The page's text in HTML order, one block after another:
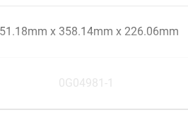
x 358.14mm x 226.06mm
0G04981-1